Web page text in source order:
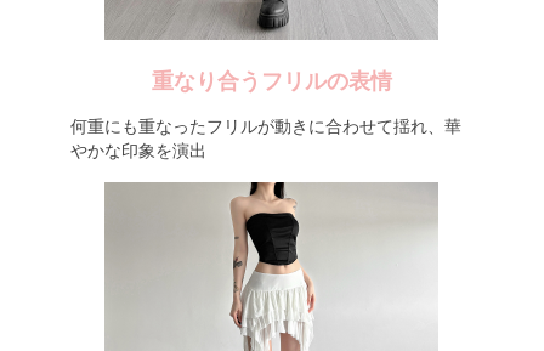
重なり合うフリルの表情
何重にも重なったフリルが動きに合わせて揺れ、華
やかな印象を演出